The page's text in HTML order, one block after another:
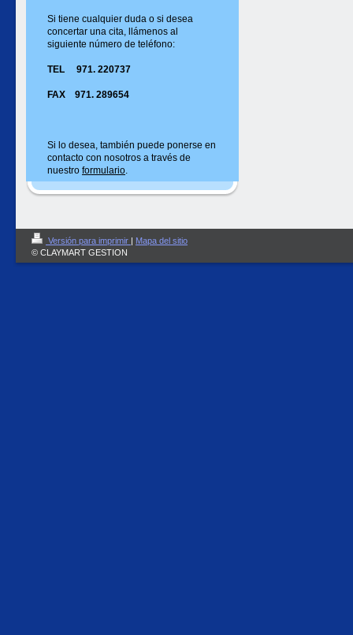
Si tiene cualquier duda o si desea
concertar una cita, llámenos al
siguiente número de teléfono:
TEL 971. 220737
FAX 971. 289654
Si lo desea, también puede ponerse en
contacto con nosotros a través de
nuestro formulario.
Versión para imprimir | Mapa del sitio
© CLAYMART GESTION